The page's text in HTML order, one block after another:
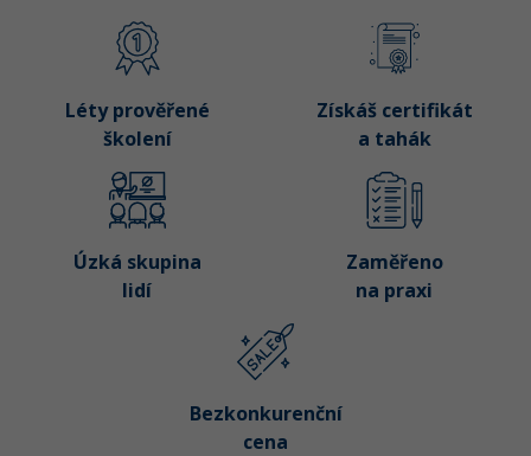
Léty prověřené
školení
Získáš certifikát
a tahák
Úzká skupina
lidí
Zaměřeno
na praxi
Bezkonkurenční
cena